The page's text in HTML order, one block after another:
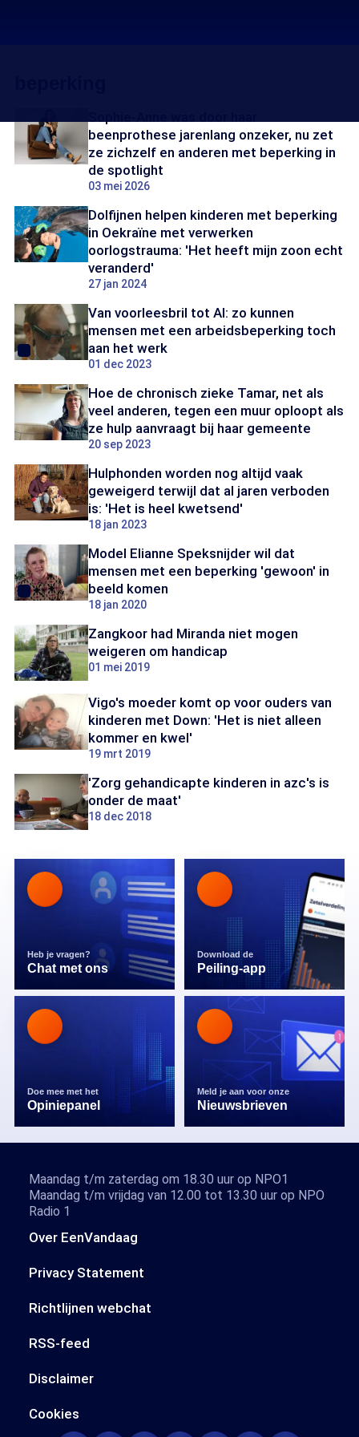
beenprothese jarenlang onzeker, nu zet
ze zichzelf en anderen met beperking in
de spotlight
03 mei 2026
Dolfijnen helpen kinderen met beperking
in Oekraïne met verwerken
oorlogstrauma: 'Het heeft mijn zoon echt
veranderd'
27 jan 2024
Van voorleesbril tot AI: zo kunnen
mensen met een arbeidsbeperking toch
aan het werk
01 dec 2023
Hoe de chronisch zieke Tamar, net als
veel anderen, tegen een muur oploopt als
ze hulp aanvraagt bij haar gemeente
20 sep 2023
Hulphonden worden nog altijd vaak
geweigerd terwijl dat al jaren verboden
is: 'Het is heel kwetsend'
18 jan 2023
Model Elianne Speksnijder wil dat
mensen met een beperking 'gewoon' in
beeld komen
18 jan 2020
Zangkoor had Miranda niet mogen
weigeren om handicap
01 mei 2019
Vigo's moeder komt op voor ouders van
kinderen met Down: 'Het is niet alleen
kommer en kwel'
19 mrt 2019
'Zorg gehandicapte kinderen in azc's is
onder de maat'
18 dec 2018
Heb je vragen?
Chat met ons
Download de
Peiling-app
Doe mee met het
Opiniepanel
Meld je aan voor onze
Nieuwsbrieven
Over EenVandaag
Privacy Statement
Richtlijnen webchat
RSS-feed
Disclaimer
Cookies
Maandag t/m zaterdag om 18.30 uur op NPO1
Maandag t/m vrijdag van 12.00 tot 13.30 uur op NPO
Radio 1